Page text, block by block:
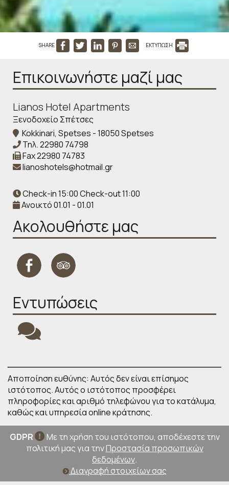
SHARE ΕΚΤΥΠΩΣΗ
Επικοινωνήστε μαζί μας
Lianos Hotel Apartments
Ξενοδοχείο Σπέτσες
Kokkinari, Spetses - 18050 Spetses
Τηλ.22980 74798
Fax22980 74783
lianoshotels@hotmail.gr
Check-in 15:00 Check-out 11:00
Ανοικτό 01.01 - 01.01
Ακολουθήστε μας
Εντυπώσεις
Αποποίηση ευθύνης: Αυτός δεν είναι επίσημος
ιστότοπος. Αυτός ο ιστότοπος προσφέρει
πληροφορίες και αριθμό τηλεφώνου για το κατάλυμα,
καθώς και υπηρεσία online κράτησης.
GDPR
Με τη χρήση του ιστότοπου, αποδέχεστε την
πολιτική μας για τηνΠροστασία προσωπικών
δεδομένων.
Διαγραφή στοιχείων σας